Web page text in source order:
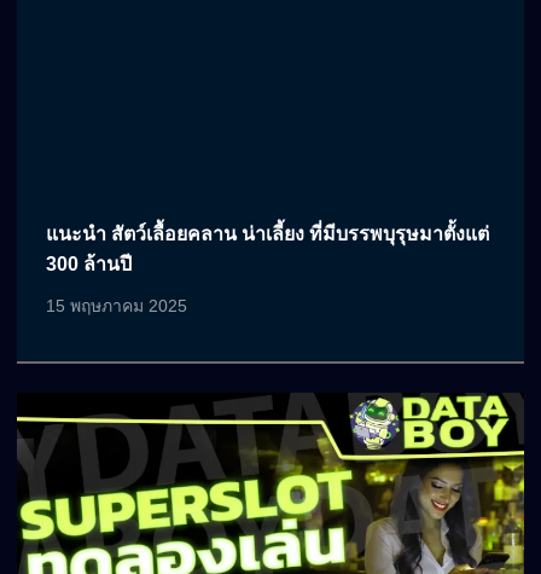
แนะนำ สัตว์เลื้อยคลาน น่าเลี้ยง ที่มีบรรพบุรุษมาตั้งแต่
300 ล้านปี
15 พฤษภาคม 2025